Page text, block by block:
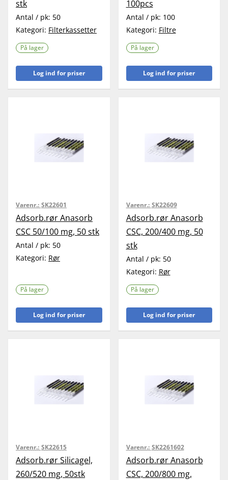
stk
Antal / pk: 50
Kategori: Filterkassetter
På lager
Log ind for priser
100pcs
Antal / pk: 100
Kategori: Filtre
På lager
Log ind for priser
Varenr.: SK22601
Adsorb.rør Anasorb
CSC 50/100 mg, 50 stk
Antal / pk: 50
Kategori: Rør
På lager
Log ind for priser
Varenr.: SK22609
Adsorb.rør Anasorb
CSC, 200/400 mg, 50
stk
Antal / pk: 50
Kategori: Rør
På lager
Log ind for priser
Varenr.: SK22615
Adsorb.rør Silicagel,
260/520 mg, 50stk
Varenr.: SK2261602
Adsorb.rør Anasorb
CSC, 200/800 mg,